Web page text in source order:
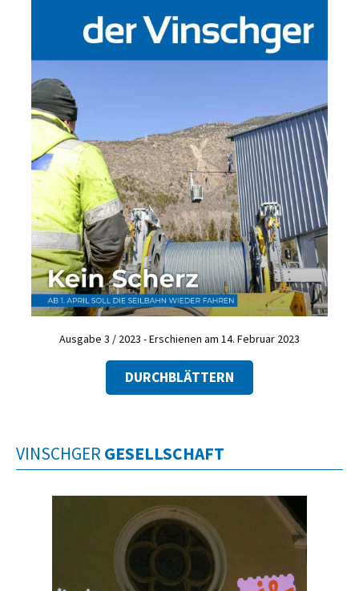
Ausgabe 3 / 2023 - Erschienen am 14. Februar 2023
DURCHBLÄTTERN
VINSCHGER GESELLSCHAFT